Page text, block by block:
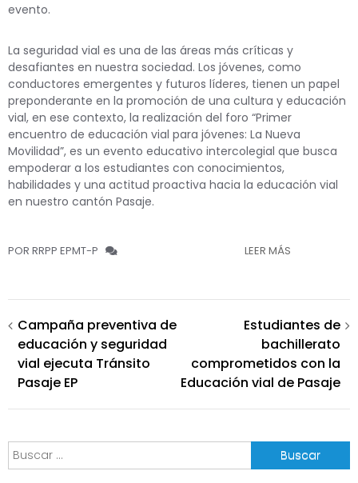
evento.
La seguridad vial es una de las áreas más críticas y
desafiantes en nuestra sociedad. Los jóvenes, como
conductores emergentes y futuros líderes, tienen un papel
preponderante en la promoción de una cultura y educación
vial, en ese contexto, la realización del foro “Primer
encuentro de educación vial para jóvenes: La Nueva
Movilidad”, es un evento educativo intercolegial que busca
empoderar a los estudiantes con conocimientos,
habilidades y una actitud proactiva hacia la educación vial
en nuestro cantón Pasaje.
POR RRPP EPMT-P LEER MÁS
Navegación
de
entradas
Campaña preventiva de
educación y seguridad
vial ejecuta Tránsito
Pasaje EP
Estudiantes de
bachillerato
comprometidos con la
Educación vial de Pasaje
Buscar: